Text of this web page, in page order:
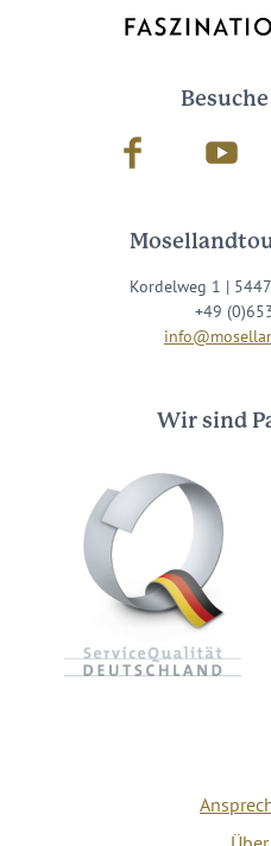
Facebook Youtube
Kordelweg 1 |
+49
Wir sind